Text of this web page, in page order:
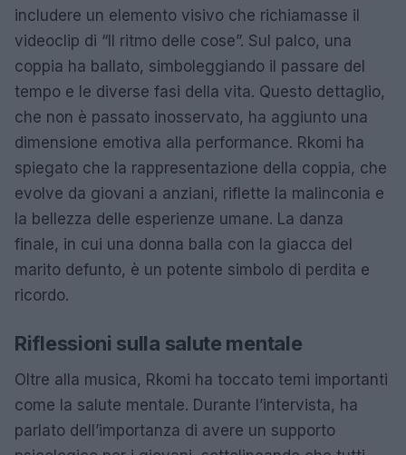
includere un elemento visivo che richiamasse il
videoclip di “Il ritmo delle cose”. Sul palco, una
coppia ha ballato, simboleggiando il passare del
tempo e le diverse fasi della vita. Questo dettaglio,
che non è passato inosservato, ha aggiunto una
dimensione emotiva alla performance. Rkomi ha
spiegato che la rappresentazione della coppia, che
evolve da giovani a anziani, riflette la malinconia e
la bellezza delle esperienze umane. La danza
finale, in cui una donna balla con la giacca del
marito defunto, è un potente simbolo di perdita e
ricordo.
Riflessioni sulla salute mentale
Oltre alla musica, Rkomi ha toccato temi importanti
come la salute mentale. Durante l’intervista, ha
parlato dell’importanza di avere un supporto